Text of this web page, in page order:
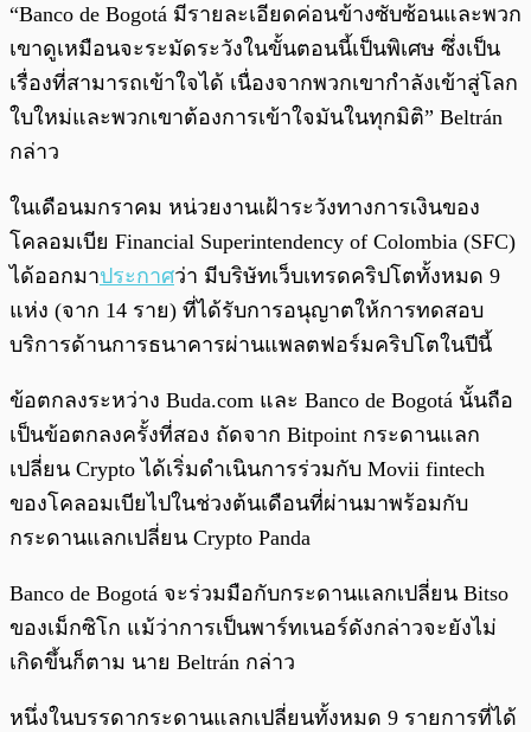
“Banco de Bogotá มีรายละเอียดค่อนข้างซับซ้อนและพวก
เขาดูเหมือนจะระมัดระวังในขั้นตอนนี้เป็นพิเศษ ซึ่งเป็น
เรื่องที่สามารถเข้าใจได้ เนื่องจากพวกเขากำลังเข้าสู่โลก
ใบใหม่และพวกเขาต้องการเข้าใจมันในทุกมิติ” Beltrán
กล่าว
ในเดือนมกราคม หน่วยงานเฝ้าระวังทางการเงินของ
โคลอมเบีย Financial Superintendency of Colombia (SFC)
ได้ออกมาประกาศว่า มีบริษัทเว็บเทรดคริปโตทั้งหมด 9
แห่ง (จาก 14 ราย) ที่ได้รับการอนุญาตให้การทดสอบ
บริการด้านการธนาคารผ่านแพลตฟอร์มคริปโตในปีนี้
ข้อตกลงระหว่าง Buda.com และ Banco de Bogotá นั้นถือ
เป็นข้อตกลงครั้งที่สอง ถัดจาก Bitpoint กระดานแลก
เปลี่ยน Crypto ได้เริ่มดำเนินการร่วมกับ Movii fintech
ของโคลอมเบียไปในช่วงต้นเดือนที่ผ่านมาพร้อมกับ
กระดานแลกเปลี่ยน Crypto Panda
Banco de Bogotá จะร่วมมือกับกระดานแลกเปลี่ยน Bitso
ของเม็กซิโก แม้ว่าการเป็นพาร์ทเนอร์ดังกล่าวจะยังไม่
เกิดขึ้นก็ตาม นาย Beltrán กล่าว
หนึ่งในบรรดากระดานแลกเปลี่ยนทั้งหมด 9 รายการที่ได้